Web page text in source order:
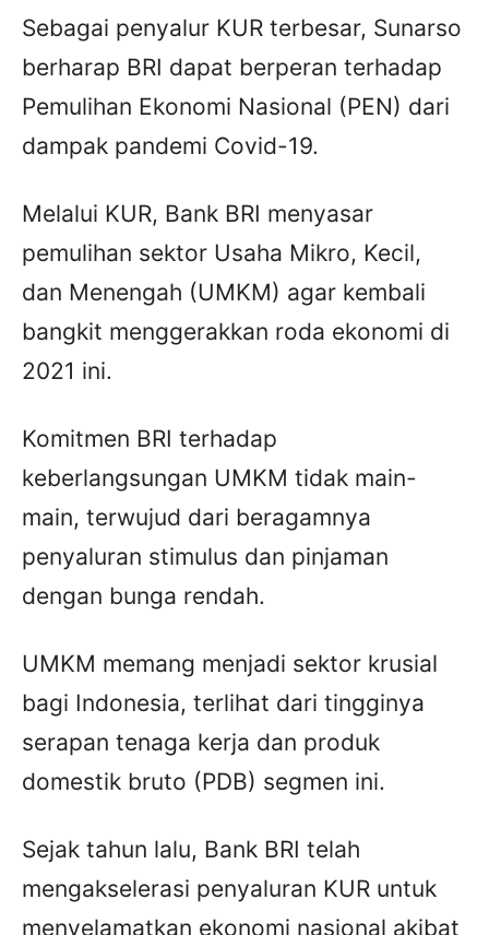
Sebagai penyalur KUR terbesar, Sunarso
berharap BRI dapat berperan terhadap
Pemulihan Ekonomi Nasional (PEN) dari
dampak pandemi Covid-19.
Melalui KUR, Bank BRI menyasar
pemulihan sektor Usaha Mikro, Kecil,
dan Menengah (UMKM) agar kembali
bangkit menggerakkan roda ekonomi di
2021 ini.
Komitmen BRI terhadap
keberlangsungan UMKM tidak main-
main, terwujud dari beragamnya
penyaluran stimulus dan pinjaman
dengan bunga rendah.
UMKM memang menjadi sektor krusial
bagi Indonesia, terlihat dari tingginya
serapan tenaga kerja dan produk
domestik bruto (PDB) segmen ini.
Sejak tahun lalu, Bank BRI telah
mengakselerasi penyaluran KUR untuk
menyelamatkan ekonomi nasional akibat